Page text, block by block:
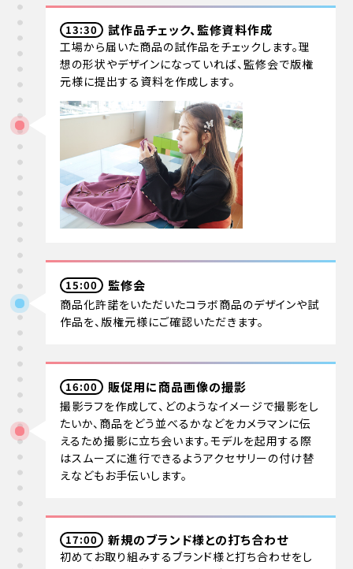
13:30 試作品チェック、監修資料作成
工場から届いた商品の試作品をチェックします。理
想の形状やデザインになっていれば、監修会で版権
元様に提出する資料を作成します。
15:00 監修会
商品化許諾をいただいたコラボ商品のデザインや試
作品を、版権元様にご確認いただきます。
16:00 販促用に商品画像の撮影
撮影ラフを作成して、どのようなイメージで撮影をし
たいか、商品をどう並べるかなどをカメラマンに伝
えるため撮影に立ち会います。モデルを起用する際
はスムーズに進行できるようアクセサリーの付け替
えなどもお手伝いします。
17:00 新規のブランド様との打ち合わせ
初めてお取り組みするブランド様と打ち合わせをし